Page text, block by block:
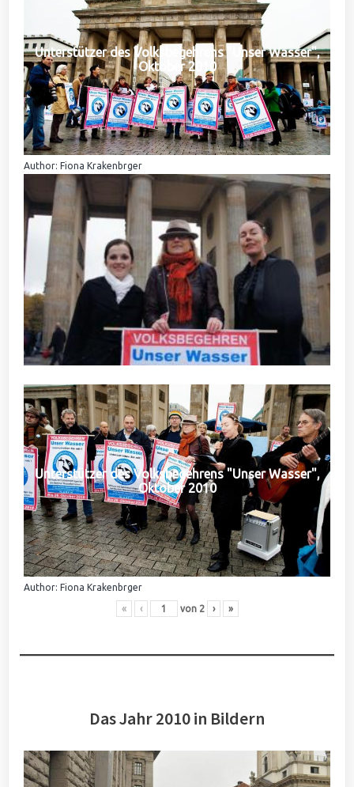
Unterstützer des Volksbegehrens "Unser Wasser",
Oktober 2010
Author: Fiona Krakenbrger
Unterstützer des Volksbegehrens "Unser Wasser",
Oktober 2010
Author: Fiona Krakenbrger
« ‹ von 2 › »
Das Jahr 2010 in Bildern